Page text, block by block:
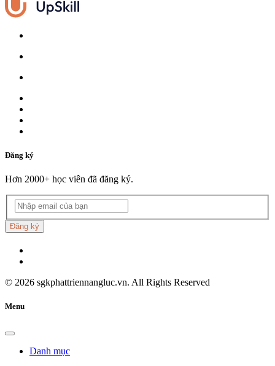
Đăng ký
Hơn 2000+ học viên đã đăng ký.
Đăng ký
© 2026 sgkphattriennangluc.vn. All Rights Reserved
Menu
Danh mục